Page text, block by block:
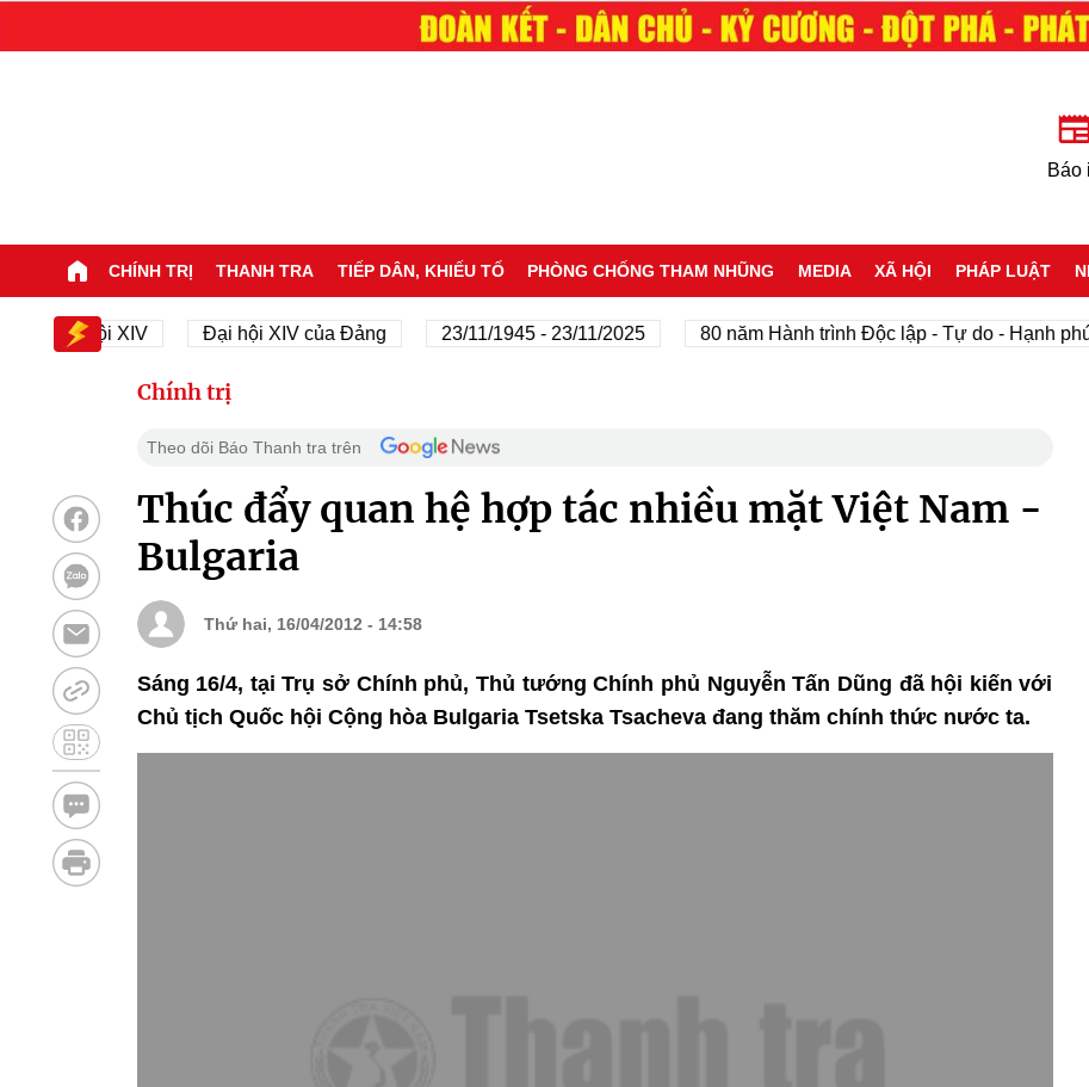
Báo
CHÍNH TRỊ THANH TRA TIẾP DÂN, KHIẾU TỐ PHÒNG CHỐNG THAM NHŨNG MEDIA XÃ HỘI PHÁP LUẬT
Đại hội XIV Đại hội XIV của Đảng 23/11/1945 - 23/11/2025 80 năm Hành trình Độc lập - Tự do - Hạnh phúc
Chính trị
Theo dõi Báo Thanh tra trên
Thúc đẩy quan hệ hợp tác nhiều mặt Việt Nam -
Bulgaria
Thứ hai, 16/04/2012 - 14:58
Sáng 16/4, tại Trụ sở Chính phủ, Thủ tướng Chính phủ Nguyễn Tấn Dũng đã hội kiến với
Chủ tịch Quốc hội Cộng hòa Bulgaria Tsetska Tsacheva đang thăm chính thức nước ta.